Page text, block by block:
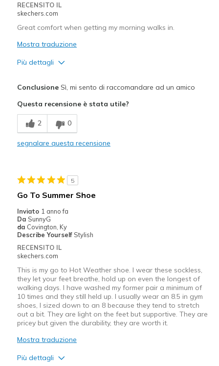
RECENSITO IL
skechers.com
Great comfort when getting my morning walks in.
Mostra traduzione
Più dettagli
Breathe Well
Comfortable
Travel
Width
Sizing
View On Shoes
Shoes are for Wearing
ConclusioneSì, mi sento di raccomandare ad un amico
Questa recensione è stata utile?
2 0
segnalare questa recensione
5
Go To Summer Shoe
Inviato 1 anno fa
Da SunnyG
da Covington, Ky
Describe Yourself Stylish
RECENSITO IL
skechers.com
This is my go to Hot Weather shoe. I wear these sockless,
they let your feet breathe, hold up on even the longest of
walking days. I have washed my former pair a minimum of
10 times and they still held up. I usually wear an 8.5 in gym
shoes, I sized down to an 8 because they tend to stretch
out a bit. They are light on the feet but supportive. They are
pricey but given the durability, they are worth it.
Mostra traduzione
Più dettagli